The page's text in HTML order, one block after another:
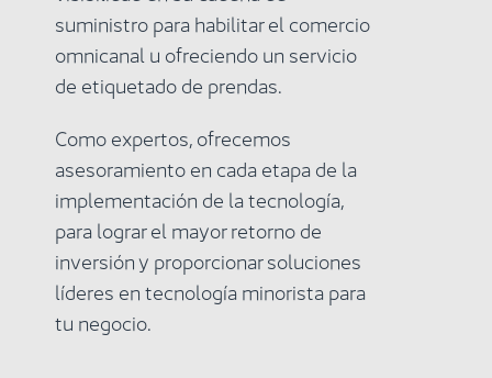
suministro para habilitar el comercio
omnicanal u ofreciendo un servicio
de etiquetado de prendas.
Como expertos, ofrecemos
asesoramiento en cada etapa de la
implementación de la tecnología,
para lograr el mayor retorno de
inversión y proporcionar soluciones
líderes en tecnología minorista para
tu negocio.